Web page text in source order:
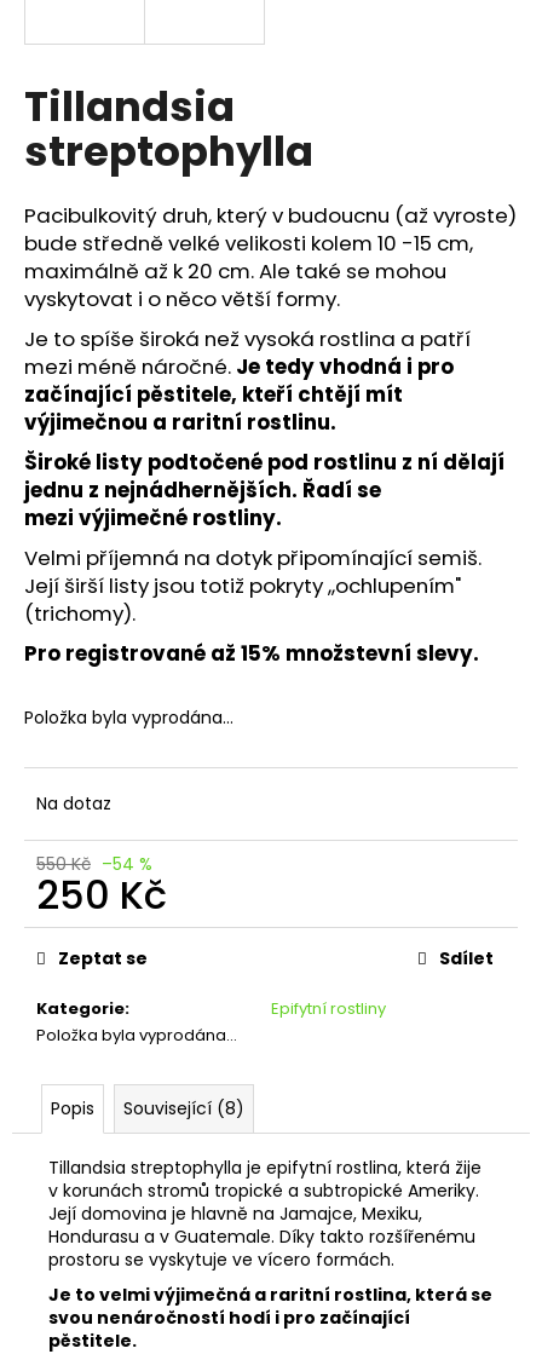
Tillandsia
streptophylla
Pacibulkovitý druh, který v budoucnu (až vyroste)
bude středně velké velikosti kolem 10 -15 cm,
maximálně až k 20 cm. Ale také se mohou
vyskytovat i o něco větší formy.
Je to spíše široká než vysoká rostlina a patří
mezi méně náročné. Je tedy vhodná i pro
začínající pěstitele, kteří chtějí mít
výjimečnou a raritní rostlinu.
Široké listy podtočené pod rostlinu z ní dělají
jednu z nejnádhernějších. Řadí se
mezi výjimečné rostliny.
Velmi příjemná na dotyk připomínající semiš.
Její širší listy jsou totiž pokryty ,,ochlupením"
(trichomy).
Pro registrované až 15% množstevní slevy.
Položka byla vyprodána…
Na dotaz
550 Kč –54 %
250 Kč
Měrná
cena:
Kategorie:
Epifytní rostliny
Položka byla vyprodána…
Zeptat se Sdílet
Popis Související (8)
Tillandsia streptophylla je epifytní rostlina, která žije
v korunách stromů tropické a subtropické Ameriky.
Její domovina je hlavně na Jamajce, Mexiku,
Hondurasu a v Guatemale. Díky takto rozšířenému
prostoru se vyskytuje ve vícero formách.
Je to velmi výjimečná a raritní rostlina, která se
svou nenáročností hodí i pro začínající
pěstitele.
í
t
?
HLEDAT
D
o
p
o
r
u
č
u
j
e
m
HIERODULA
MAJUSCULA
Kč
Původně:
1.000
Kč